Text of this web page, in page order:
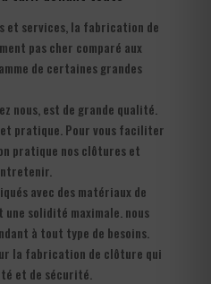
et services, la fabrication de
pas cher comparé aux
de certaines grandes
nous, est de grande qualité.
pratique. Pour vous faciliter
pratique nos clôtures et
avec des matériaux de
solidité maximale. nous
à tout type de besoins.
la fabrication de clôture qui
et de sécurité.